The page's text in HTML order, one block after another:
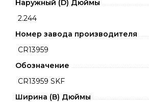
Наружный (D) Дюймы
2.244
Номер завода производителя
CR13959
Обозначение
CR13959 SKF
Ширина (B) Дюймы